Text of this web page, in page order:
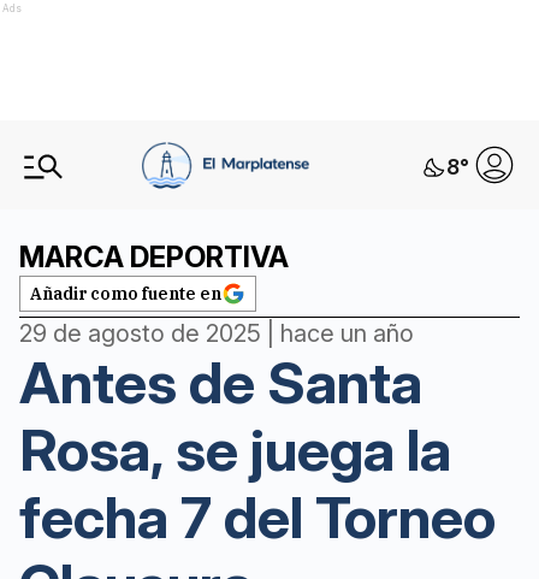
Ads
8°
MARCA DEPORTIVA
Añadir como fuente en
29 de agosto de 2025 | hace un año
Antes de Santa
Rosa, se juega la
fecha 7 del Torneo